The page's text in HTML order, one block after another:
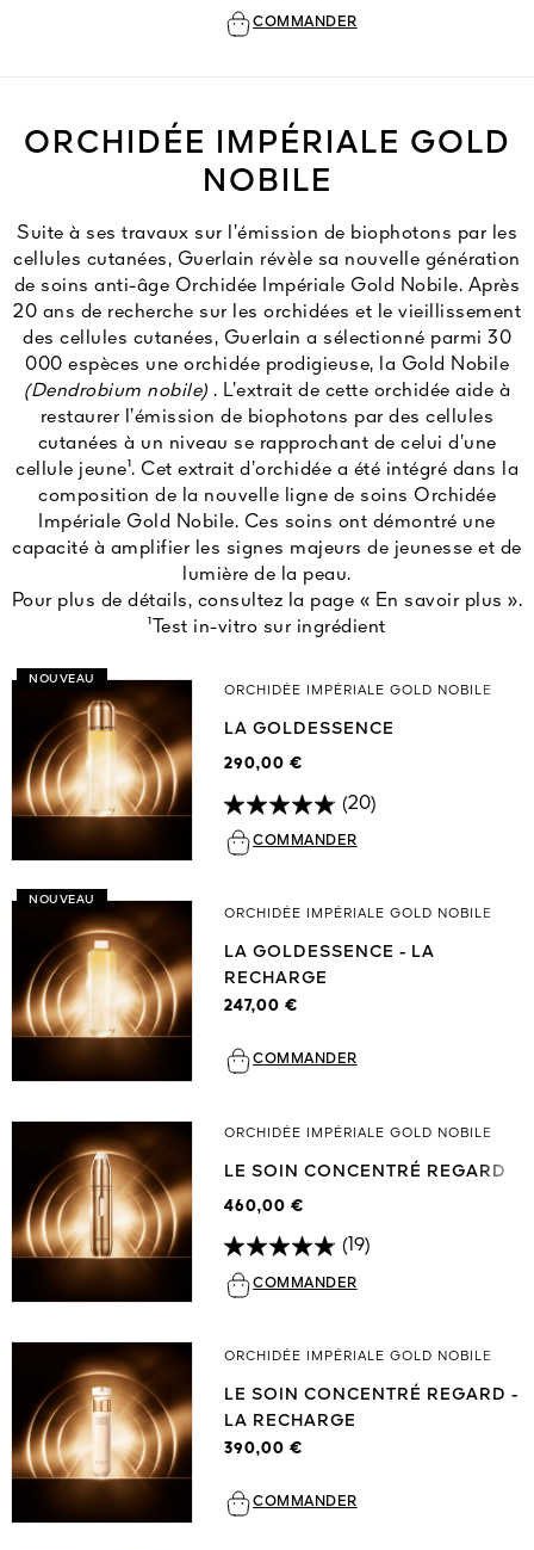
COMMANDER
ORCHIDÉE IMPÉRIALE GOLD
NOBILE
Suite à ses travaux sur l’émission de biophotons par les
cellules cutanées, Guerlain révèle sa nouvelle génération
de soins anti-âge Orchidée Impériale Gold Nobile. Après
20 ans de recherche sur les orchidées et le vieillissement
des cellules cutanées, Guerlain a sélectionné parmi 30
000 espèces une orchidée prodigieuse, la Gold Nobile
(Dendrobium nobile) . L’extrait de cette orchidée aide à
restaurer l’émission de biophotons par des cellules
cutanées à un niveau se rapprochant de celui d’une
cellule jeune¹. Cet extrait d’orchidée a été intégré dans la
composition de la nouvelle ligne de soins Orchidée
Impériale Gold Nobile. Ces soins ont démontré une
capacité à amplifier les signes majeurs de jeunesse et de
lumière de la peau.
Pour plus de détails, consultez la page « En savoir plus ».
¹Test in-vitro sur ingrédient
NOUVEAU
ORCHIDÉE IMPÉRIALE GOLD NOBILE
LA GOLDESSENCE
290,00 €
(20)
COMMANDER
NOUVEAU
ORCHIDÉE IMPÉRIALE GOLD NOBILE
LA GOLDESSENCE - LA
RECHARGE
247,00 €
COMMANDER
ORCHIDÉE IMPÉRIALE GOLD NOBILE
LE SOIN CONCENTRÉ REGARD
460,00 €
(19)
COMMANDER
ORCHIDÉE IMPÉRIALE GOLD NOBILE
LE SOIN CONCENTRÉ REGARD -
LA RECHARGE
390,00 €
COMMANDER